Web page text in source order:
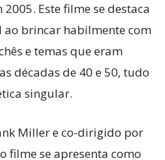
2005. Este filme se destaca
ao brincar habilmente com
e temas que eram
décadas de 40 e 50, tudo
singular.
Miller e co-dirigido por
filme se apresenta como